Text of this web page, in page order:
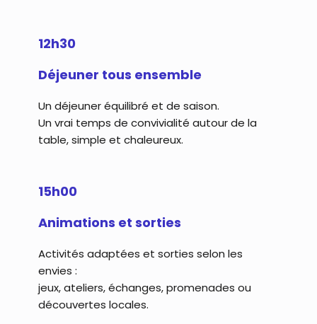
12h30
Déjeuner tous ensemble
Un déjeuner équilibré et de saison.
Un vrai temps de convivialité autour de la
table, simple et chaleureux.
15h00
Animations et sorties
Activités adaptées et sorties selon les
envies :
jeux, ateliers, échanges, promenades ou
découvertes locales.